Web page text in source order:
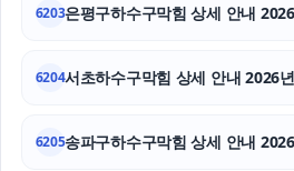
6203은평구하수구막힘 상세 안내
6204서초하수구막힘 상세 안내 2026
6205송파구하수구막힘 상세 안내